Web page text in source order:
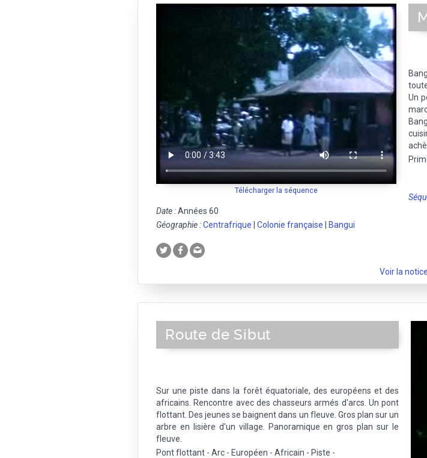
Télécharger la séquence
Un
Date :Années 60
Géographie :Centrafrique Colonie française Bangui
Voir la notice
Route de Sibut
Sur une piste dans la forêt équatoriale, des européens et des
africains. Rencontre avec des chasseurs armés d'arcs. Un pont
flottant. Des jeunes se baignent dans un fleuve. Gros plan sur un
arbre en lisière d'un village. Panoramique en gros plan sur le
fleuve.
Pont flottant - Arc - Européen - Africain - Piste -